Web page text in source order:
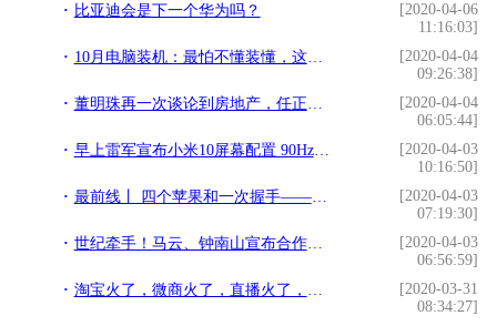
比亚迪会是下一个华为吗？
[2020-04-06
11:16:03]
10月电脑装机：最怕不懂装懂，这种电脑配置坑苦朋友！
[2020-04-04
09:26:38]
董明珠再一次谈论到房地产，任正非也非常支持，这是良心企业家
[2020-04-04
06:05:44]
早上雷军宣布小米10屏幕配置 90Hz标配 米粉热泪 喊着一定买首发
[2020-04-03
10:16:50]
最前线丨 四个苹果和一次握手——谢谢你！来自辽宁的医护
[2020-04-03
07:19:30]
世纪牵手！马云、钟南山宣布合作，新冠肺炎天王山之战来了
[2020-04-03
06:56:59]
淘宝火了，微商火了，直播火了，抖音火了！2020年这些会火？
[2020-03-31
08:34:27]